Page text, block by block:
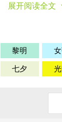
首谁人得。
气与五张试卷
必输无疑!
展开阅读全文
黎明
七夕